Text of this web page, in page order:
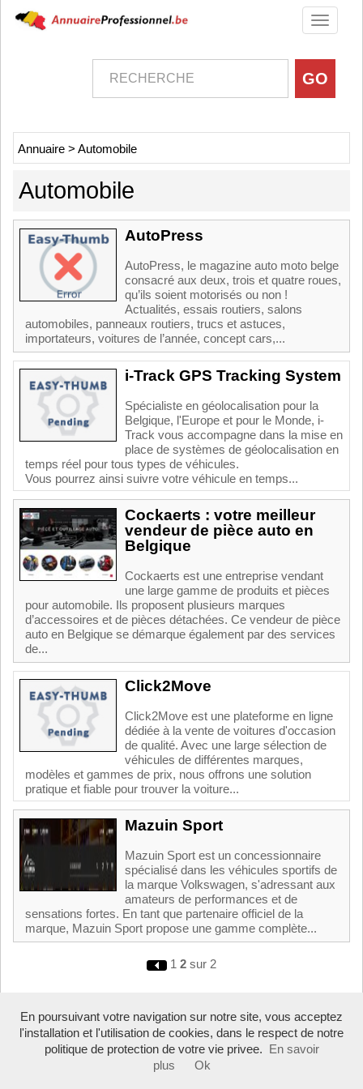
Toggle
Annuaire > Automobile
Automobile
AutoPress
AutoPress, le magazine auto moto belge
consacré aux deux, trois et quatre roues,
qu’ils soient motorisés ou non !
Actualités, essais routiers, salons
automobiles, panneaux routiers, trucs et astuces,
importateurs, voitures de l’année, concept cars,...
i-Track GPS Tracking System
Spécialiste en géolocalisation pour la
Belgique, l'Europe et pour le Monde, i-
Track vous accompagne dans la mise en
place de systèmes de géolocalisation en
temps réel pour tous types de véhicules.
Vous pourrez ainsi suivre votre véhicule en temps...
Cockaerts : votre meilleur
vendeur de pièce auto en
Belgique
Cockaerts est une entreprise vendant
une large gamme de produits et pièces
pour automobile. Ils proposent plusieurs marques
d’accessoires et de pièces détachées. Ce vendeur de pièce
auto en Belgique se démarque également par des services
de...
Click2Move
Click2Move est une plateforme en ligne
dédiée à la vente de voitures d'occasion
de qualité. Avec une large sélection de
véhicules de différentes marques,
modèles et gammes de prix, nous offrons une solution
pratique et fiable pour trouver la voiture...
Mazuin Sport
Mazuin Sport est un concessionnaire
spécialisé dans les véhicules sportifs de
la marque Volkswagen, s'adressant aux
amateurs de performances et de
sensations fortes. En tant que partenaire officiel de la
marque, Mazuin Sport propose une gamme complète...
1 2 sur 2
Boosté par Arfooo 2.02 - © 2007 - 2026 - Contact-
Tous droits réservés -Annuaire professionnel Belgique-Mentions
légales
En poursuivant votre navigation sur notre site, vous acceptez
l'installation et l'utilisation de cookies, dans le respect de notre
politique de protection de votre vie privee.
En savoir
plus
Ok